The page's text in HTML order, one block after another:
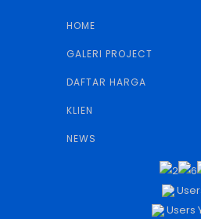
HOME
GALERI PROJECT
DAFTAR HARGA
KLIEN
NEWS
Users